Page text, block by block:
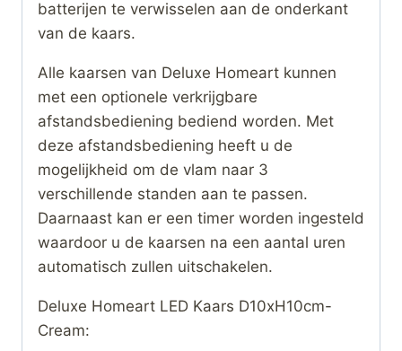
batterijen te verwisselen aan de onderkant
van de kaars.
Alle kaarsen van Deluxe Homeart kunnen
met een optionele verkrijgbare
afstandsbediening bediend worden. Met
deze afstandsbediening heeft u de
mogelijkheid om de vlam naar 3
verschillende standen aan te passen.
Daarnaast kan er een timer worden ingesteld
waardoor u de kaarsen na een aantal uren
automatisch zullen uitschakelen.
Deluxe Homeart LED Kaars D10xH10cm-
Cream: